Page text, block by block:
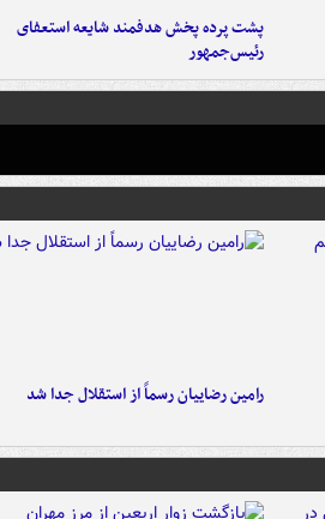
پشت پرده پخش هدفمند شایعه استعفای
رئیس‌جمهور
رامین رضاییان رسماً از استقلال جدا شد